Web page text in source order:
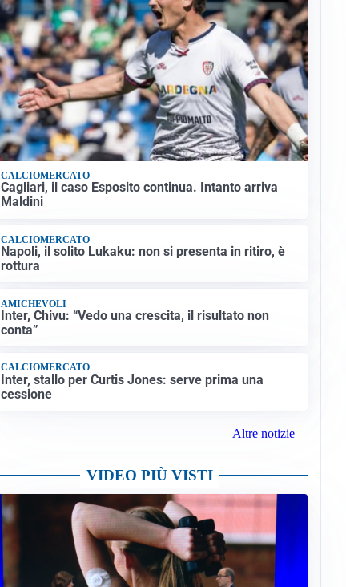
CALCIOMERCATO
Cagliari, il caso Esposito continua. Intanto arriva
Maldini
CALCIOMERCATO
Napoli, il solito Lukaku: non si presenta in ritiro, è
rottura
AMICHEVOLI
Inter, Chivu: “Vedo una crescita, il risultato non
conta”
CALCIOMERCATO
Inter, stallo per Curtis Jones: serve prima una
cessione
Altre notizie
VIDEO PIÙ VISTI